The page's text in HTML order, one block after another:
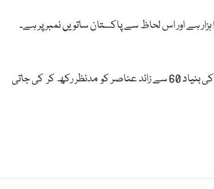
گلوبل فائر پاور انڈیکس کے مطابق فہرست میں رینگنگ کی بنیاد 60 سے زائد عناصر کو مدنظر رکھ کر کی جاتی